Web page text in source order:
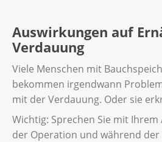
Auswirkungen auf
Verdauung
Viele Menschen mit
bekommen irgendwann
mit der Verdauung. Oder sie
Wichtig: Sprechen Sie mit Ihrem
der Operation und während